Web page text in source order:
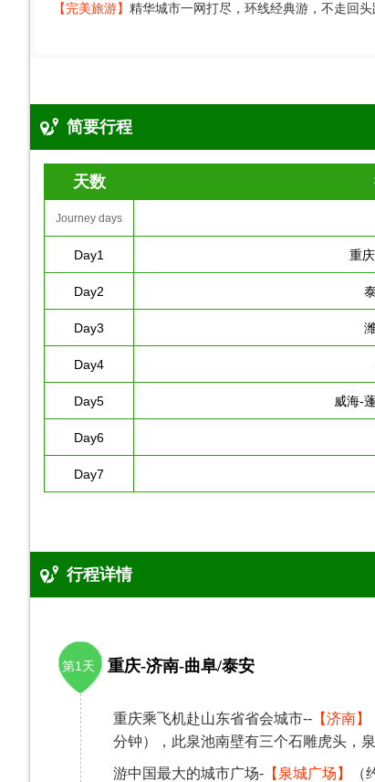
【完美旅游】 精华城市一网打尽，环线经典游，不走回头
简要行程
天数
Journey days
Day1 重
Day2
Day3
Day4
Day5 威海-
Day6
Day7
行程详情
第1天 重庆-济南-曲阜/泰安
重庆乘飞机赴山东省省会城市-- 【济南】
分钟），此泉池南壁有三个石雕虎头，
游中国最大的城市广场- 【泉城广场】